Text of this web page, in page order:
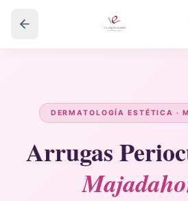
DERMATOLOGÍA ESTÉTICA ·
Arrugas